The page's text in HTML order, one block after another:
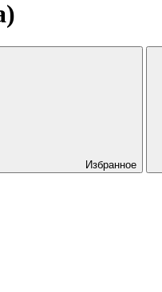
Избранное